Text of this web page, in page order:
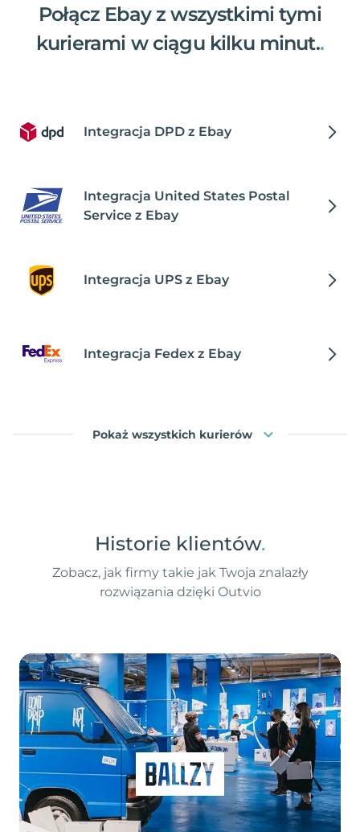
Połącz Ebay z wszystkimi tymi
kurierami w ciągu kilku minut..
Integracja DPD z Ebay
Integracja United States Postal
Service z Ebay
Integracja UPS z Ebay
Integracja Fedex z Ebay
Pokaż wszystkich kurierów
Historie klientów.
Zobacz, jak firmy takie jak Twoja znalazły
rozwiązania dzięki Outvio